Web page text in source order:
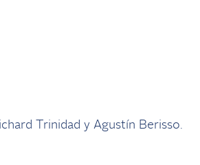
Trinidad y Agustín Berisso.